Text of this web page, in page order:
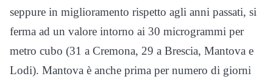
seppure in miglioramento rispetto agli anni passati, si
ferma ad un valore intorno ai 30 microgrammi per
metro cubo (31 a Cremona, 29 a Brescia, Mantova e
Lodi). Mantova è anche prima per numero di giorni